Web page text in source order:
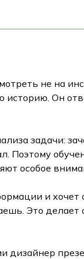
не на
Он
задачи:
Поэтому
особое
и
Это